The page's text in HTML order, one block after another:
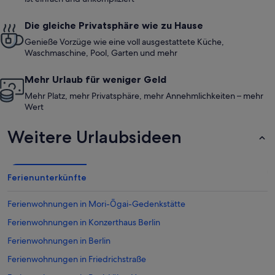
Die gleiche Privatsphäre wie zu Hause
Genieße Vorzüge wie eine voll ausgestattete Küche,
Waschmaschine, Pool, Garten und mehr
Mehr Urlaub für weniger Geld
Mehr Platz, mehr Privatsphäre, mehr Annehmlichkeiten – mehr
Wert
Weitere Urlaubsideen
Ferienunterkünfte
Ferienwohnungen in Mori-Ōgai-Gedenkstätte
Ferienwohnungen in Konzerthaus Berlin
Ferienwohnungen in Berlin
Ferienwohnungen in Friedrichstraße